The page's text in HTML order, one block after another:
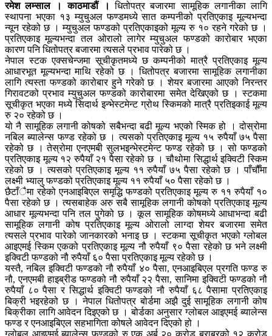
रमेश लम्साल । काठमाडौं । धितोपत्र बजारमा सामूहिक लगानीका लागि
स्थापना भएका १३ म्युचुअल फण्डमध्ये सात कम्पनीको प्रतिएकाइ मूल्यभन्दा
न्यून रहेको छ । म्युचुअल फण्डको प्रतिएकाइको मूल्य रु १० रहने गरेको छ ।
प्रतिएकाइ मूल्यभन्दा तल ओरालो लागेर म्युचुअल फण्डको कारोबार भएका
कारण पनि धितोपत्र बजारमा त्यसले प्रभाव पारेको छ ।
नेपाल स्टक एक्सचेन्जमा सूचीकृतमध्ये छ कम्पनीको मात्रै प्रतिएकाइ मूल्य
आधारभूत मूल्यभन्दा माथि रहेको छ । धितोपत्र बजारमा सामूहिक लगानीका
लागि त्यस्ता फण्डको कारोबार हुने गरेको छ । शेयर बजारमा आएको निरन्तर
गिरावटको प्रभाव म्युचुअल फण्डको कारोबारमा समेत देखिएको छ । स्टकमा
सूचीकृत भएका मध्ये सिदार्थ इन्भेस्टमेन्ट ग्रोथ स्किमको मात्रै प्रतिइकाई मूल्य
रु २० रहेको छ ।
यो नै सामूहिक लगानी कोषको सबैभन्दा बढी मूल्य भएको स्मिक हो । दोस्रोमा
नबिल ब्यालेन्स फण्ड रहेको छ । त्यसको प्रतिएकाइ मूल्य १५ रुपैयाँ ७५ पैसा
रहेको छ । तेस्रोमा एनएमबी सुलभइन्भेस्टमेन्ट फण्ड रहेको छ । सो फण्डको
प्रतिएकाइ मूल्य १२ रुपैयाँ २१ पैसा रहेको छ । चौथोमा सिद्धार्थ इक्विटी स्किम
रहेको छ । त्यसको प्रतिएकाइ मूल्य ११ रुपैयाँ ७५ पैसा रहेको छ । पाँचौँमा
लक्ष्मी भ्यालु फण्डको प्रतिएकाइ मूल्य ११ रुपैयाँ ५० पैसा रहेको छ ।
छैटाँैमा रहेको एनआइबिएल समृद्धि फण्डको प्रतिएकाइ मूल्य रु ११ रुपैयाँ १०
पैसा रहेको छ । त्यसबाहेक अरु सबै सामूहिक लगानी कोषको प्रतिएकाइ मूल्य
आधार मूल्यभन्दा पनि तल पुगेको छ । कूल सामूहिक कोषमध्ये आधाभन्दा बढी
सामूहिक लगानी कोष प्रतिएकाइ मूल्य ओरालो लाग्दा शेयर बजारमा समेत
त्यसले प्रभाव पारेको जानकारको भनाइ छ । स्टकमा सूचीकृत भएको ग्लोबल
आइएमई स्किम एकको प्रतिएकाइ मूल्य नौ रुपैयाँ ९० पैसा रहेको छ भने लक्ष्मी
इक्विटी फण्डको नौ रुपैयाँ ६० पैसा प्रतिएकाइ मूल्य रहेको छ ।
यस्तै, नबिल इक्विटी फण्डको नौ रुपैयाँ ४० पैसा, एनआइबिएल प्रगति फण्ड रु
नौ, एनएमबी हाइब्रीड फण्डको नौ रुपैयाँ २२ पैसा, सानिमा इक्विटी फण्डको नौ
रुपैयाँ ८० पैसा र सिद्धार्थ इक्विटी फण्डको नौ रुपैयाँ ६८ पैसामा प्रतिएकाइ
बिक्री भइरहेको छ । नेपाल धितोपत्र बोर्डमा अझै दुई सामूहिक लगानी कोष
बिक्रीका लागि आवेदन दिइएको छ । बोर्डका अनुसार ग्लोबल आइएमई ब्यालेन्स
फण्ड र एनआइबिएल सहभागिता कोषले आवेदन दिएको हो ।